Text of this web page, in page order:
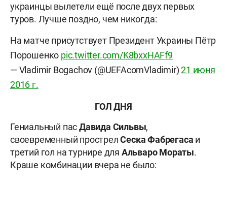
украинцы вылетели ещё после двух первых
туров. Лучше поздно, чем никогда:
На матче присутствует Президент Украины Пётр
Порошенко pic.twitter.com/K8bxxHAFf9
— Vladimir Bogachov (@UEFAcomVladimir)21 июня
2016 г.
ГОЛ ДНЯ
Гениальный пасДавида Сильвы,
своевременный прострелСеска Фабрегаса и
третий гол на турнире для Альваро Мораты.
Краше комбинации вчера не было: